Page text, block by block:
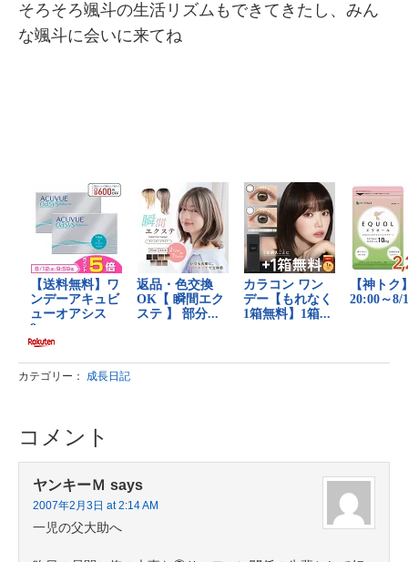
そろそろ颯斗の生活リズムもできてきたし、みん
な颯斗に会いに来てね
カテゴリー： 成長日記
コメント
ヤンキーＭ says
2007年2月3日 at 2:14 AM
一児の父大助へ